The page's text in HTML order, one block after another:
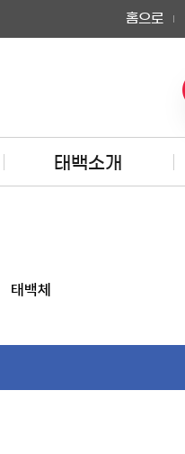
홈으로
태백소개
태백체